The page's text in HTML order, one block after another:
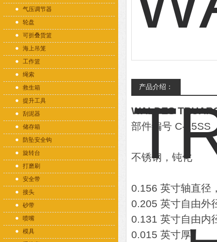
气压调节器
轮盘
可折叠货篮
海上吊笼
工作篮
绳索
救生箱
提升工具
刮泥器
储存箱
防坠安全钩
旋转台
打磨刷
安全带
接头
砂带
喷嘴
模具
产品介绍：
WALDES
部件编号 C-15SS
不锈钢，钝化
0.156 英寸轴直径
0.205 英寸自由外
0.131 英寸自由内
0.015 英寸厚